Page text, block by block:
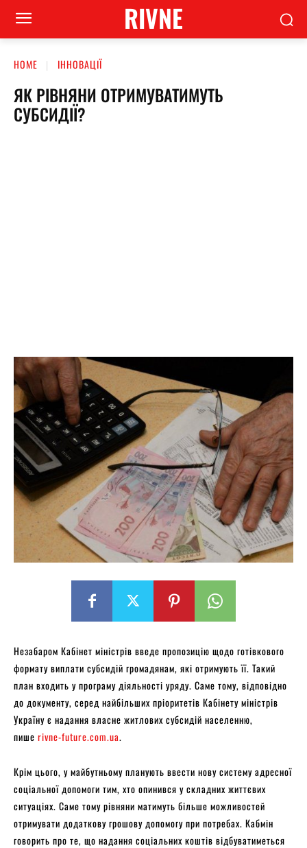
RIVNE
HOME ІННОВАЦІЇ
ЯК РІВНЯНИ ОТРИМУВАТИМУТЬ
СУБСИДІЇ?
Незабаром Кабінет міністрів введе пропозицію щодо готівкового
формату виплати субсидій громадянам, які отримують її. Такий
план входить у програму діяльності уряду. Саме тому, відповідно
до документу, серед найбільших пріоритетів Кабінету міністрів
Україну є надання власне житлових субсидій населенню,
пише rivne-future.com.ua.
Крім цього, у майбутньому планують ввести нову систему адресної
соціальної допомоги тим, хто опинився у складних життєвих
ситуаціях. Саме тому рівняни матимуть більше можливостей
отримувати додаткову грошову допомогу при потребах. Кабмін
говорить про те, що надання соціальних коштів відбуватиметься